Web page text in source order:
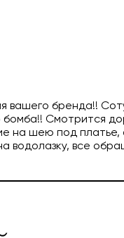
вашего бренда!!
Смотрится
на шею под платье,
водолазку, все